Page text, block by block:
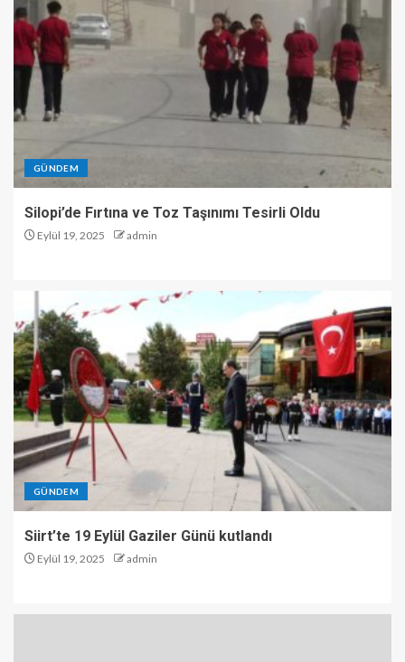
GÜNDEM
Silopi’de Fırtına ve Toz Taşınımı Tesirli Oldu
Eylül 19, 2025 admin
GÜNDEM
Siirt’te 19 Eylül Gaziler Günü kutlandı
Eylül 19, 2025 admin